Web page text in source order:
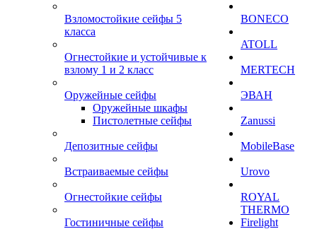
Взломостойкие сейфы 5
класса
Огнестойкие и устойчивые к
взлому 1 и 2 класс
Оружейные сейфы
Оружейные шкафы
Пистолетные сейфы
Депозитные сейфы
Встраиваемые сейфы
Огнестойкие сейфы
Гостиничные сейфы
BONECO
ATOLL
MERTECH
ЭВАН
Zanussi
MobileBase
Urovo
ROYAL
THERMO
Firelight